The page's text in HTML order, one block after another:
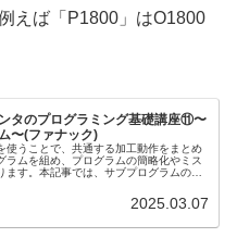
えば「P1800」はO1800
タのプログラミング基礎講座⑪〜
〜(ファナック)
使うことで、共通する加工動作をまとめ
ラムを組め、プログラムの簡略化やミス
ます。本記事では、サブプログラムの登
2025.03.07